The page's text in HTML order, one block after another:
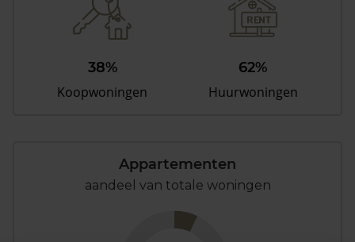
38%
Koopwoningen
62%
Huurwoningen
Appartementen
aandeel van totale woningen